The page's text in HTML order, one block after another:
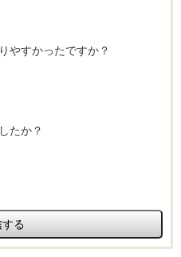
やすかったですか？
たか？